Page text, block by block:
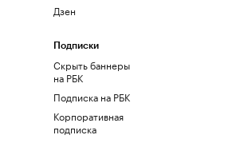
Дзен
Подписки
Скрыть баннеры
на РБК
Подписка на РБК
Корпоративная
подписка